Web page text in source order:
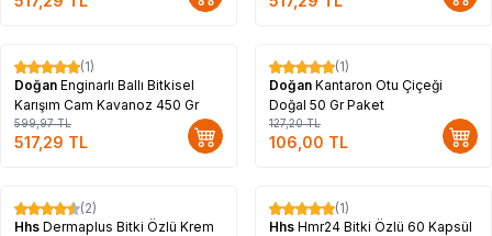
%14
(1)
Doğan Enginarlı Ballı Bitkisel
Karışım Cam Kavanoz 450 Gr
599,97TL
517,29 TL
%17
(1)
Doğan Kantaron Otu Çiçeği
Doğal 50 Gr Paket
127,20TL
106,00 TL
%14
(2)
Hhs Dermaplus Bitki Özlü Krem
%20
(1)
Hhs Hmr24 Bitki Özlü 60 Kapsül